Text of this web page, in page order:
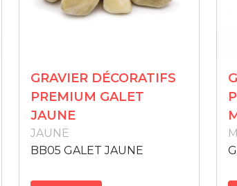
GRAVIER DÉCORATIFS
PREMIUM GALET
JAUNE
JAUNE
BB05 GALET JAUNE